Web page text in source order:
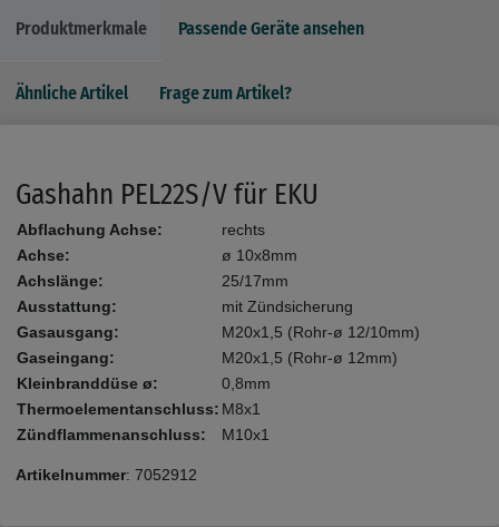
Produktmerkmale Passende Geräte ansehen
Ähnliche Artikel Frage zum Artikel?
Gashahn PEL22S/V für EKU
Abflachung Achse:
rechts
Achse:
ø 10x8mm
Achslänge:
25/17mm
Ausstattung:
mit Zündsicherung
Gasausgang:
M20x1,5 (Rohr-ø 12/10mm)
Gaseingang:
M20x1,5 (Rohr-ø 12mm)
Kleinbranddüse ø:
0,8mm
Thermoelementanschluss: M8x1
Zündflammenanschluss:
M10x1
Artikelnummer: 7052912